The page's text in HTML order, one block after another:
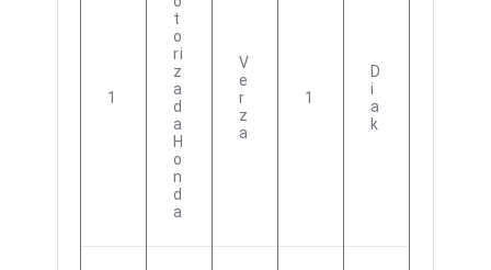
1
T
O
Ri
Z
A
D
A
H
O
N
D
A
V
E
R
Z
A
1
D
I
A
K